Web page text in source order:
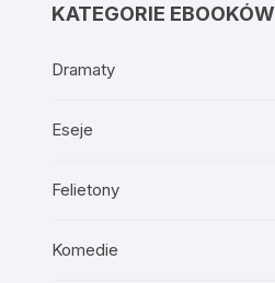
KATEGORIE EBOOKÓW
Dramaty
Eseje
Felietony
Komedie